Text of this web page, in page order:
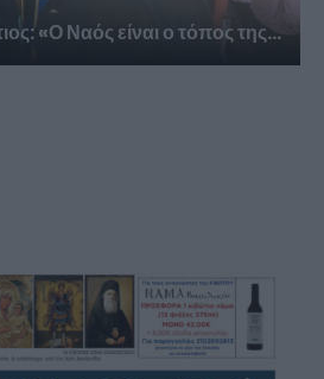
«Ο Ναός είναι ο τόπος της...